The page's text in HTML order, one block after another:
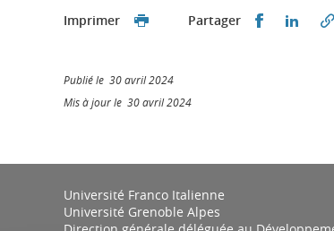
Imprimer Partager Partager
Publié le 30 avril 2024
Mis à jour le 30 avril 2024
Université Franco Italienne
Université Grenoble Alpes